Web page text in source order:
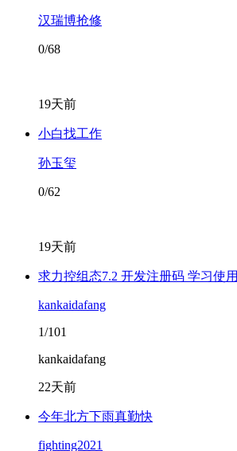
汉瑞博抢修
0/68
19天前
小白找工作
孙玉玺
0/62
19天前
求力控组态7.2 开发注册码 学习使用
kankaidafang
1/101
kankaidafang
22天前
今年北方下雨真勤快
fighting2021